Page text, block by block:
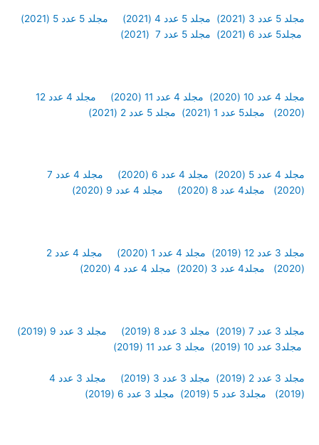
مجلد 5 عدد 3 (2021) مجلد 5 عدد 4 (2021)
مجلد 5 عدد 5 (2021)
مجلد5 عدد 6 (2021)
مجلد 5 عدد 7 (2021)
مجلد 4 عدد 10 (2020) مجلد 4 عدد 11 (2020)
مجلد 4 عدد 12
(2020)
مجلد5 عدد 1 (2021) مجلد 5 عدد 2 (2021)
مجلد 4 عدد 5 (2020) مجلد 4 عدد 6 (2020)
مجلد 4 عدد 7
(2020)
مجلد4 عدد 8 (2020) مجلد 4 عدد 9 (2020)
مجلد 3 عدد 12 (2019) مجلد 4 عدد 1 (2020)
مجلد 4 عدد 2
(2020)
مجلد4 عدد 3 (2020) مجلد 4 عدد 4 (2020)
مجلد 3 عدد 7 (2019) مجلد 3 عدد 8 (2019)
مجلد 3 عدد 9 (2019)
مجلد3 عدد 10 (2019)
مجلد 3 عدد 11 (2019)
مجلد 3 عدد 2 (2019) مجلد 3 عدد 3 (2019)
مجلد 3 عدد 4
(2019)
مجلد3 عدد 5 (2019) مجلد 3 عدد 6 (2019)